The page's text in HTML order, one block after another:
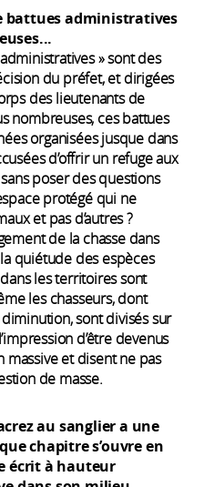
battues administratives
» sont des
du préfet, et dirigées
des lieutenants de
nombreuses, ces battues
organisées jusque dans
d’offrir un refuge aux
poser des questions
protégé qui ne
et pas d’autres ?
de la chasse dans
quiétude des espèces
les territoires sont
les chasseurs, dont
sont divisés sur
d’être devenus
et disent ne pas
de masse.
au sanglier a une
chapitre s’ouvre en
écrit à hauteur